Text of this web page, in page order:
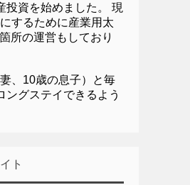
投資を始めました。 現
するために産業用太
所の運営もしており
、10歳の息子）と毎
ングステイできるよう
ト